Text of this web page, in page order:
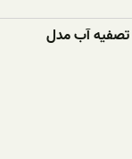
تصفیه آب مدل